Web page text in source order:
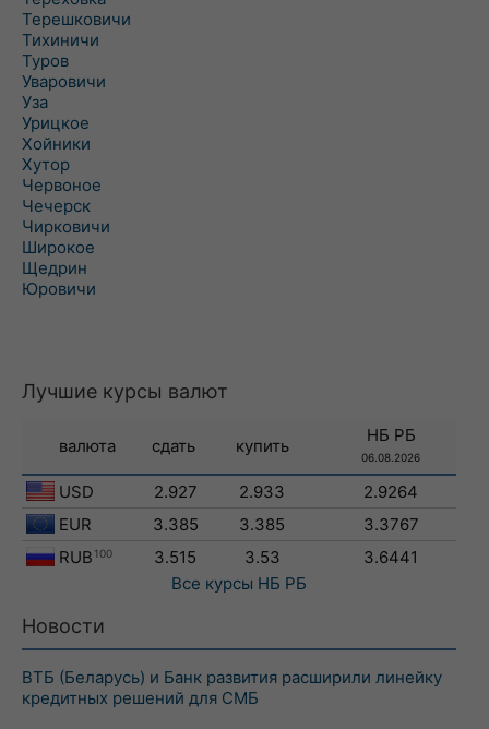
Терешковичи
Тихиничи
Туров
Уваровичи
Уза
Урицкое
Хойники
Хутор
Червоное
Чечерск
Чирковичи
Широкое
Щедрин
Юровичи
Лучшие курсы валют
валюта сдать купить
НБ РБ
06.08.2026
USD 2.927 2.933
2.9264
EUR
3.385 3.385
3.3767
RUB 100 3.515 3.53
3.6441
Все курсы НБ РБ
Новости
ВТБ (Беларусь) и Банк развития расширили линейку
кредитных решений для СМБ